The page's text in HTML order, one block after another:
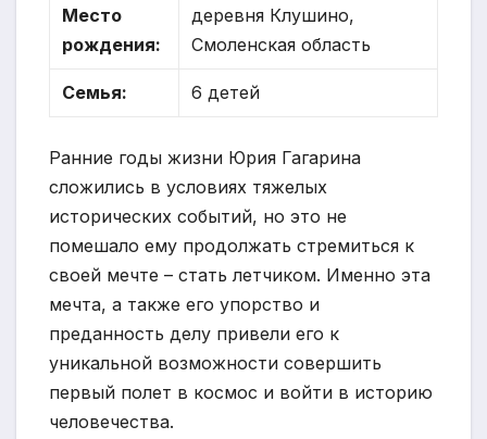
Место
рождения:
деревня Клушино,
Смоленская область
Семья: 6 детей
Ранние годы жизни Юрия Гагарина
сложились в условиях тяжелых
исторических событий, но это не
помешало ему продолжать стремиться к
своей мечте – стать летчиком. Именно эта
мечта, а также его упорство и
преданность делу привели его к
уникальной возможности совершить
первый полет в космос и войти в историю
человечества.